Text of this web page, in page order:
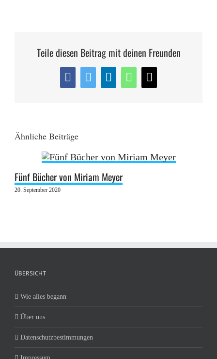
Teile diesen Beitrag mit deinen Freunden
Facebook
TwitterLinkedIn
WhatsApp
E-
Ähnliche Beiträge
Fünf Bücher von Miriam Meyer
20. September 2020
ÜBERSICHT
Wie alles begann
Über uns
Datenschutzbestimmungen